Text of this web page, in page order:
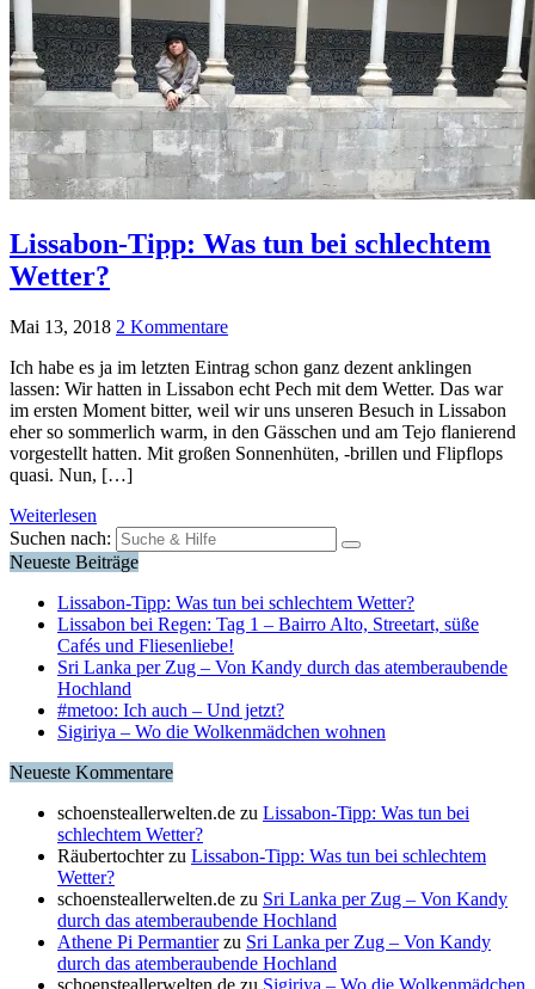
Lissabon-Tipp: Was tun bei schlechtem
Wetter?
Mai 13, 2018 2 Kommentare
Ich habe es ja im letzten Eintrag schon ganz dezent anklingen
lassen: Wir hatten in Lissabon echt Pech mit dem Wetter. Das war
im ersten Moment bitter, weil wir uns unseren Besuch in Lissabon
eher so sommerlich warm, in den Gässchen und am Tejo flanierend
vorgestellt hatten. Mit großen Sonnenhüten, -brillen und Flipflops
quasi. Nun, […]
Weiterlesen
Suchen nach:
Neueste Beiträge
Lissabon-Tipp: Was tun bei schlechtem Wetter?
Lissabon bei Regen: Tag 1 – Bairro Alto, Streetart, süße
Cafés und Fliesenliebe!
Sri Lanka per Zug – Von Kandy durch das atemberaubende
Hochland
#metoo: Ich auch – Und jetzt?
Sigiriya – Wo die Wolkenmädchen wohnen
Neueste Kommentare
schoensteallerwelten.de zu Lissabon-Tipp: Was tun bei
schlechtem Wetter?
Räubertochterzu Lissabon-Tipp: Was tun bei schlechtem
Wetter?
schoensteallerwelten.de zu Sri Lanka per Zug – Von Kandy
durch das atemberaubende Hochland
Athene Pi Permantierzu Sri Lanka per Zug – Von Kandy
durch das atemberaubende Hochland